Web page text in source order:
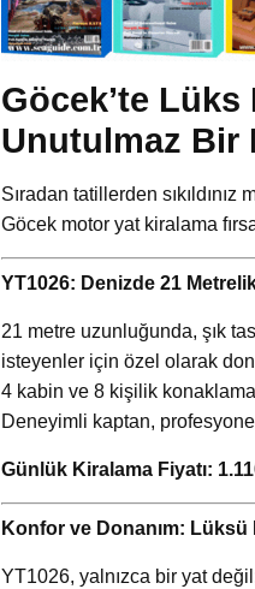
Göcek’te
Unutulmaz Bir
Sıradan tatillerden
Göcek motor yat kiralama
YT1026: Denizde 21
21 metre uzunluğunda, şık
isteyenler için özel olarak
4 kabin ve 8 kişilik
Deneyimli kaptan,
Günlük Kiralama Fiyatı:
Konfor ve Donanım: Lüksü
YT1026, yalnızca bir yat